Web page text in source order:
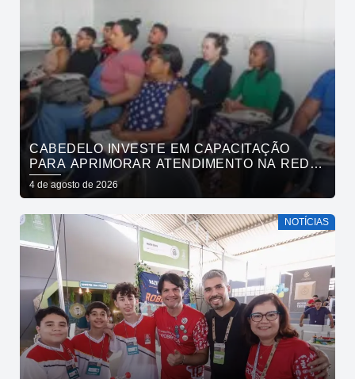
CABEDELO INVESTE EM CAPACITAÇÃO
PARA APRIMORAR ATENDIMENTO NA REDE
DE BARES E RESTAURANTES
4 de agosto de 2026
NOTÍCIAS